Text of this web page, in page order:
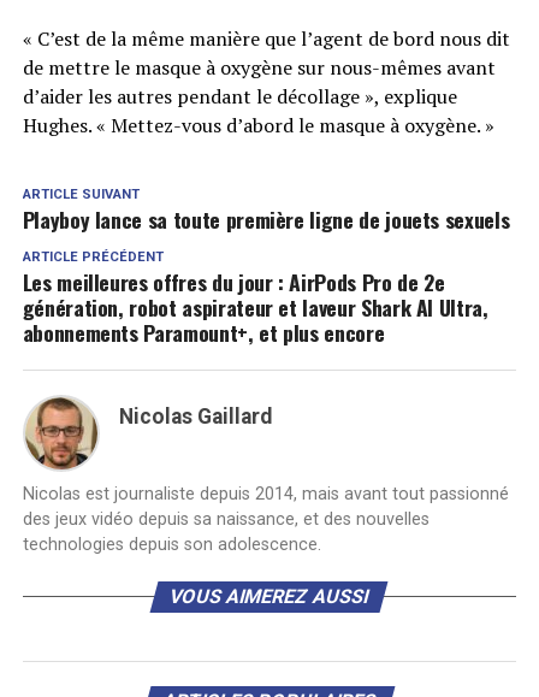
« C’est de la même manière que l’agent de bord nous dit
de mettre le masque à oxygène sur nous-mêmes avant
d’aider les autres pendant le décollage », explique
Hughes. « Mettez-vous d’abord le masque à oxygène. »
ARTICLE SUIVANT
Playboy lance sa toute première ligne de jouets sexuels
ARTICLE PRÉCÉDENT
Les meilleures offres du jour : AirPods Pro de 2e
génération, robot aspirateur et laveur Shark AI Ultra,
abonnements Paramount+, et plus encore
Nicolas Gaillard
Nicolas est journaliste depuis 2014, mais avant tout passionné
des jeux vidéo depuis sa naissance, et des nouvelles
technologies depuis son adolescence.
VOUS AIMEREZ AUSSI